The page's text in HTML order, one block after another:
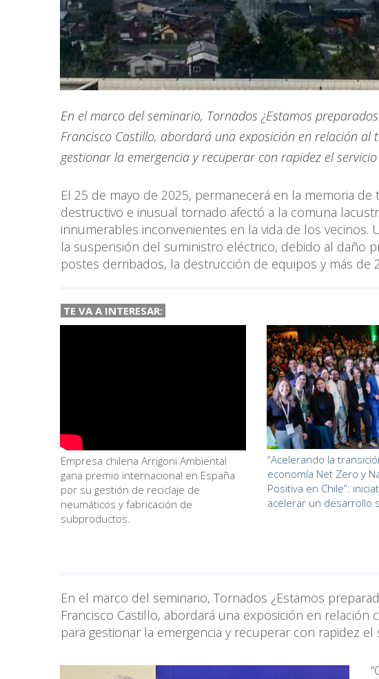
En el marco del seminario, Tornados ¿Estamos
Francisco Castillo, abordará una exposición en relación
gestionar la emergencia y recuperar con rapidez el
El 25 de mayo de 2025, permanecerá en la memoria
destructivo e inusual tornado afectó a la comuna
innumerables inconvenientes en la vida de los
la suspensión del suministro eléctrico, debido al daño
postes derribados, la destrucción de equipos y más de
TE VA A INTERESAR:
Empresa chilena Arrigoni Ambiental
gana premio internacional en España
por su gestión de reciclaje de
neumáticos y fabricación de
subproductos.
“Acelerando la
economía Net Zero y
Positiva en Chile”:
acelerar un desarrollo
En el marco del seminario, Tornados ¿Estamos
Francisco Castillo, abordará una exposición en
para gestionar la emergencia y recuperar con rapidez